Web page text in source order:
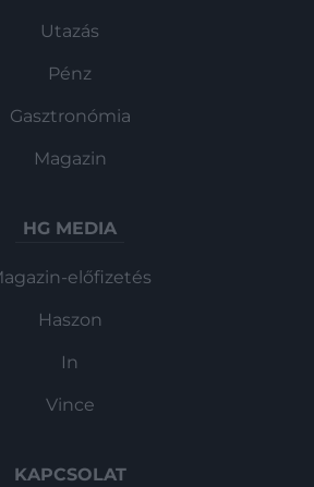
Utazás
Pénz
Gasztronómia
Magazin
HG MEDIA
előfizetés
Haszon
In
Vince
KAPCSOLAT